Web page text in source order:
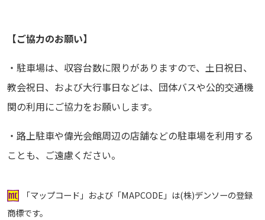
【ご協力のお願い】
・駐車場は、収容台数に限りがありますので、土日祝日、
教会祝日、および大行事日などは、団体バスや公的交通機
関の利用にご協力をお願いします。
・路上駐車や偉光会館周辺の店舗などの駐車場を利用する
ことも、ご遠慮ください。
「マップコード」および「MAPCODE」は(株)デンソーの登録
商標です。